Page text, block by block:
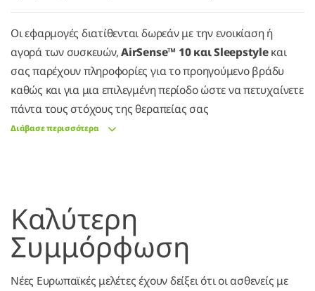
Οι εφαρμογές διατίθενται δωρεάν με την ενοικίαση ή
αγορά των συσκευών,AirSense™ 10 και Sleepstyleκαι
σας παρέχουν πληροφορίες για το προηγούμενο βράδυ
καθώς και για μια επιλεγμένη περίοδο ώστε να πετυχαίνετε
πάντα τους στόχους της θεραπείας σας
Διάβασε περισσότερα
Καλύτερη
Συμμόρφωση
Νέες Ευρωπαϊκές μελέτες έχουν δείξει ότι οι ασθενείς με